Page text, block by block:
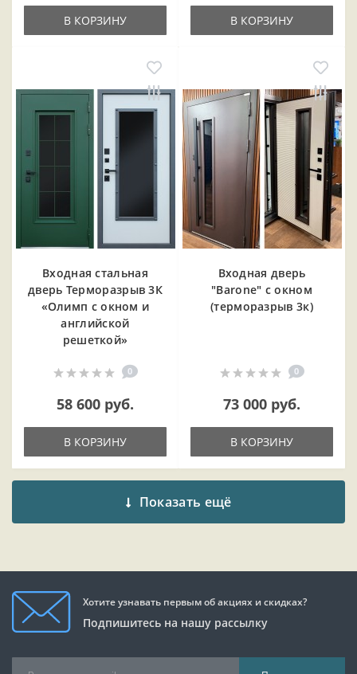
В КОРЗИНУ В КОРЗИНУ
Входная cтальная
дверь Терморазрыв 3К
«Олимп с окном и
английской
решеткой»
0
58 600 руб.
В КОРЗИНУ
Входная дверь
"Barone" с окном
(терморазрыв 3к)
0
73 000 руб.
В КОРЗИНУ
Показать ещё
Хотите узнавать первым об акциях и скидках?
Подпишитесь на нашу рассылку